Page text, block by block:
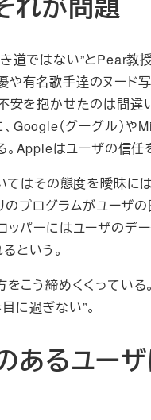
道ではない”とPear教
や有名歌手達のヌー
安を抱かせたのは間
（グーグル）や
Appleはユーザの信
はその態度を曖昧に
プログラムがユーザ
ッパーにはユーザのデ
という。
こう締めくくってい
に過ぎない”。
あるユー